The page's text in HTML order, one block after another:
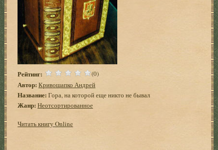
Рейтинг: (0)
Автор: Кривошапко Андрей
Название: Гора, на которой еще никто не бывал
Жанр: Неотсортированное
Читать книгу Online